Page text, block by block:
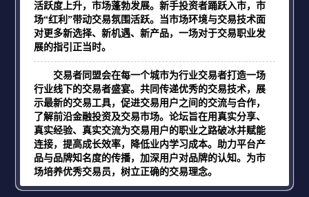
活跃度上升，市场蓬勃发展。新手投资者踊跃入市，市
场“红利”带动交易氛围活跃。当市场环境与交易技术面
对更多新选择、新机遇、新产品，一场对于交易职业发
展的指引正当时。
交易者同盟会在每一个城市为行业交易者打造一场
行业线下的交易者盛宴。共同传递优秀的交易技术，展
示最新的交易工具，促进交易用户之间的交流与合作，
了解前沿金融投资及交易市场。论坛旨在用真实分享、
真实经验、真实交流为交易用户的职业之路破冰并赋能
连接，提高成长效率，降低业内学习成本。助力平台产
品与品牌知名度的传播，加深用户对品牌的认知。为市
场培养优秀交易员，树立正确的交易理念。